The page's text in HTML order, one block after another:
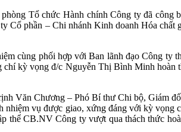
Tổ chức Hành chính Công ty đã công
phần – Chi nhánh Kinh doanh Hóa
cùng phối hợp với Ban lãnh đạo Công ty
kỳ vọng đ/c Nguyễn Thị Bình Minh
Văn Chương – Phó Bí thư Chi bộ, Giám
nhiệm vụ được giao, xứng đáng với kỳ
CB.NV Công ty vượt qua thách thức